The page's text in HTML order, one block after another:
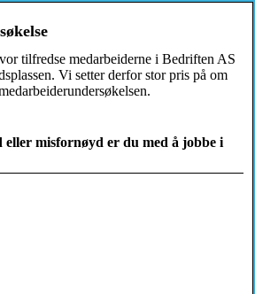
tilfredse medarbeiderne i Bedriften AS
Vi setter derfor stor pris på om
misfornøyd er du med å jobbe i